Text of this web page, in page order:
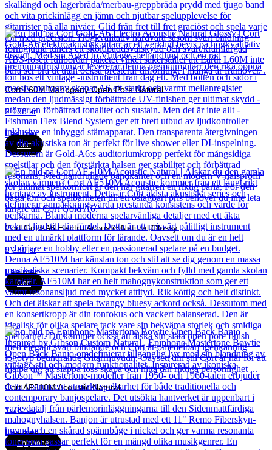
Cort L60M Mahogany Open Pore Natural
2 188kr
Läs mer
Cort
Cort Gold-A6 Electro Acoustic Natural Glossy
9 280kr
Läs mer
Cort
Cort AF510M Acoustic Natural
1 787kr
Läs mer
Epiphone